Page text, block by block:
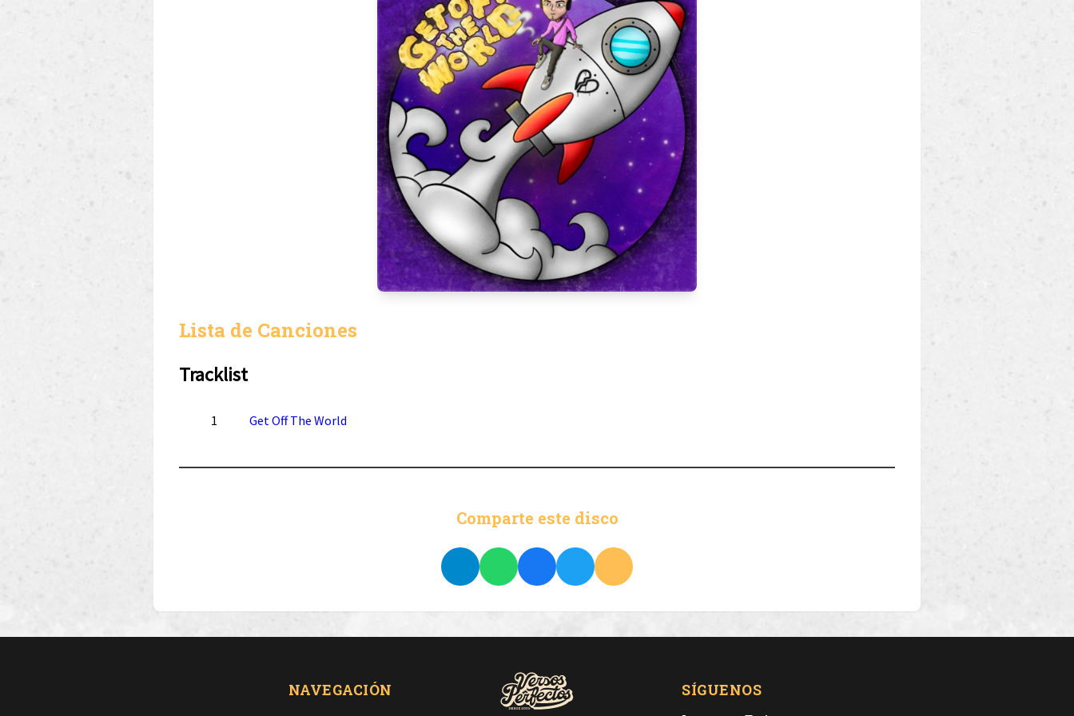
Lista de Canciones
Tracklist
1 Get Off The World
Comparte este disco
NAVEGACIÓN SÍGUENOS